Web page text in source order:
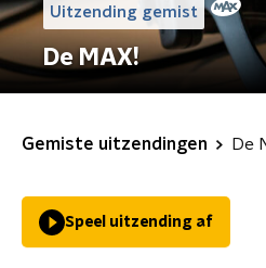
Uitzending gemist
De MAX!
Gemiste uitzendingen De
Speel uitzending af